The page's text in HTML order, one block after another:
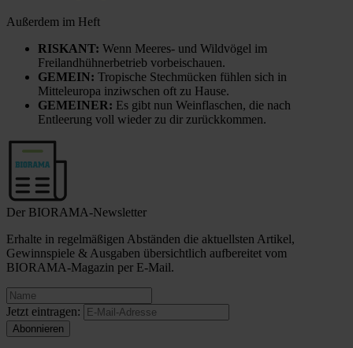
Außerdem im Heft
RISKANT: Wenn Meeres- und Wildvögel im
Freilandhühnerbetrieb vorbeischauen.
GEMEIN: Tropische Stechmücken fühlen sich in
Mitteleuropa inziwschen oft zu Hause.
GEMEINER: Es gibt nun Weinflaschen, die nach
Entleerung voll wieder zu dir zurückkommen.
Der BIORAMA-Newsletter
Erhalte in regelmäßigen Abständen die aktuellsten Artikel,
Gewinnspiele & Ausgaben übersichtlich aufbereitet vom
BIORAMA-Magazin per E-Mail.
Jetzt eintragen: